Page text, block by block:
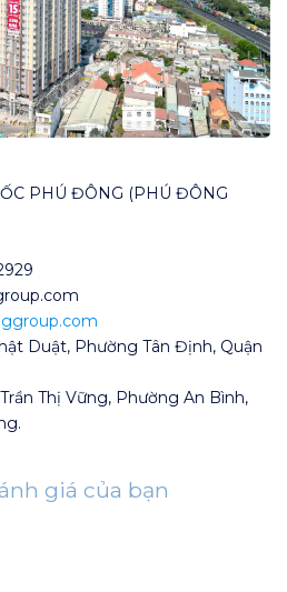
PHÚ ĐÔNG (PHÚ ĐÔNG
Duật, Phường Tân Định, Quận
Thị Vững, Phường An Bình,
giá của bạn